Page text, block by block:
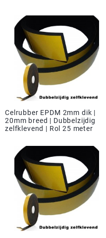
Celrubber EPDM 2mm dik |
20mm breed | Dubbelzijdig
zelfklevend | Rol 25 meter